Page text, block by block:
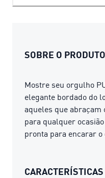
SOBRE O PRODUTO
Mostre seu orgulho
elegante bordado do
aqueles que abraçam
para qualquer
pronta para encarar o